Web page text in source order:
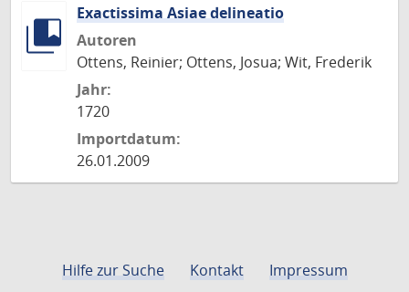
Exactissima Asiae delineatio
Autoren
Ottens, Reinier; Ottens, Josua; Wit, Frederik
Jahr:
1720
Importdatum:
26.01.2009
Hilfe zur Suche Kontakt
Impressum